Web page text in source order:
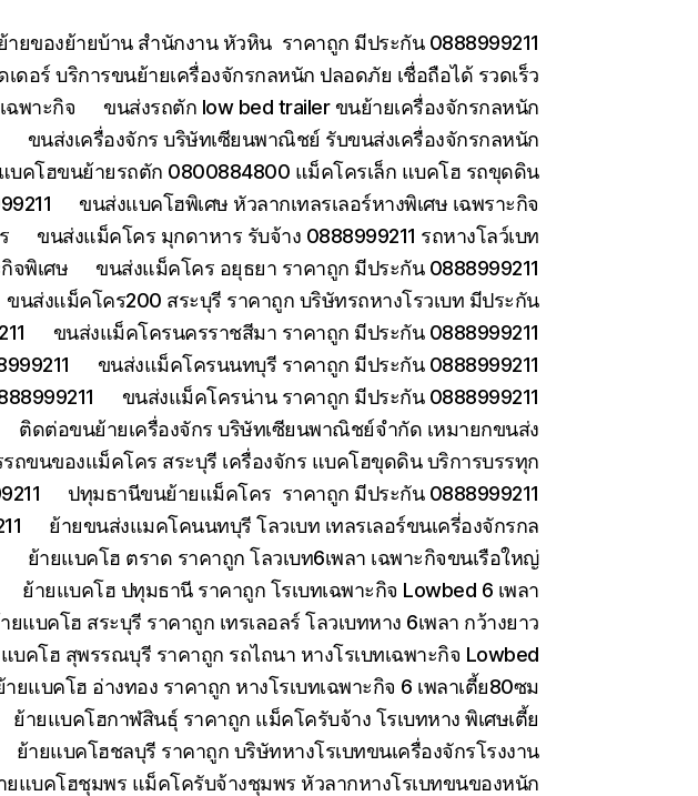
ายของย้ายบ้าน สำนักงาน หัวหิน ราคาถูก มีประกัน 0888999211
เดอร์ บริการขนย้ายเครื่องจักรกลหนัก ปลอดภัย เชื่อถือได้ รวดเร็ว
ฉพาะกิจ
ขนส่งรถตัก low bed trailer ขนย้ายเครื่องจักรกลหนัก
ขนส่งเครื่องจักร บริษัทเซียนพาณิชย์ รับขนส่งเครื่องจักรกลหนัก
บคโฮขนย้ายรถตัก 0800884800 แม็คโครเล็ก แบคโฮ รถขุดดิน
ขนส่งแบคโฮพิเศษ หัวลากเทลรเลอร์หางพิเศษ เฉพราะกิจ
ขนส่งแม็คโคร มุกดาหาร รับจ้าง 0888999211 รถหางโลว์เบท
จพิเศษ
ขนส่งแม็คโคร อยุธยา ราคาถูก มีประกัน 0888999211
ขนส่งแม็คโคร200 สระบุรี ราคาถูก บริษัทรถหางโรวเบท มีประกัน
ขนส่งแม็คโครนครราชสีมา ราคาถูก มีประกัน 0888999211
ขนส่งแม็คโครนนทบุรี ราคาถูก มีประกัน 0888999211
ขนส่งแม็คโครน่าน ราคาถูก มีประกัน 0888999211
ติดต่อขนย้ายเครื่องจักร บริษัทเซียนพาณิชย์จำกัด เหมายกขนส่ง
รถขนของแม็คโคร สระบุรี เครื่องจักร แบคโฮขุดดิน บริการบรรทุก
ปทุมธานีขนย้ายแม็คโคร ราคาถูก มีประกัน 0888999211
ย้ายขนส่งแมคโคนนทบุรี โลวเบท เทลรเลอร์ขนเครี่องจักรกล
ย้ายแบคโฮ ตราด ราคาถูก โลวเบท6เพลา เฉพาะกิจขนเรือใหญ่
ย้ายแบคโฮ ปทุมธานี ราคาถูก โรเบทเฉพาะกิจ Lowbed 6 เพลา
ยแบคโฮ สระบุรี ราคาถูก เทรเลอลร์ โลวเบทหาง 6เพลา กว้างยาว
บคโฮ สุพรรณบุรี ราคาถูก รถไถนา หางโรเบทเฉพาะกิจ Lowbed
ายแบคโฮ อ่างทอง ราคาถูก หางโรเบทเฉพาะกิจ 6 เพลาเตี้ย80ซม
ย้ายแบคโฮกาฬสินธุ์ ราคาถูก แม็คโครับจ้าง โรเบทหาง พิเศษเตี้ย
ย้ายแบคโฮชลบุรี ราคาถูก บริษัทหางโรเบทขนเครื่องจักรโรงงาน
ยแบคโฮชุมพร แม็คโครับจ้างชุมพร หัวลากหางโรเบทขนของหนัก